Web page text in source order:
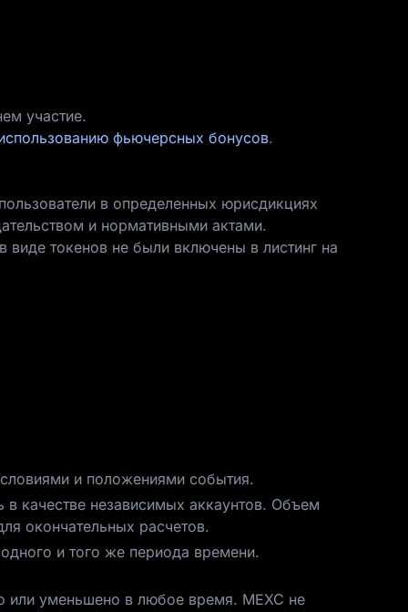
участие.
фьючерсных бонусов.
в определенных юрисдикциях
и нормативными актами.
токенов не были включены в листинг на
и положениями события.
в качестве независимых аккаунтов. Объем
окончательных расчетов.
и того же периода времени.
или уменьшено в любое время. MEXC не